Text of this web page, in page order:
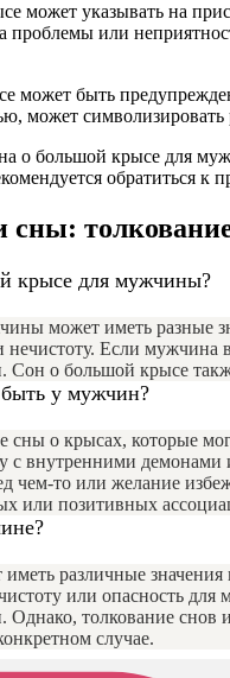
может указывать на
проблемы или
может быть
может
о большой крысе для
обратиться
крысе для мужчины?
может иметь разные
Если мужчина
Сон о большой крысе
у мужчин?
о крысах, которые
с внутренними
чем-то или желание
или позитивных
различные
или опасность
Однако, толкование
случае.